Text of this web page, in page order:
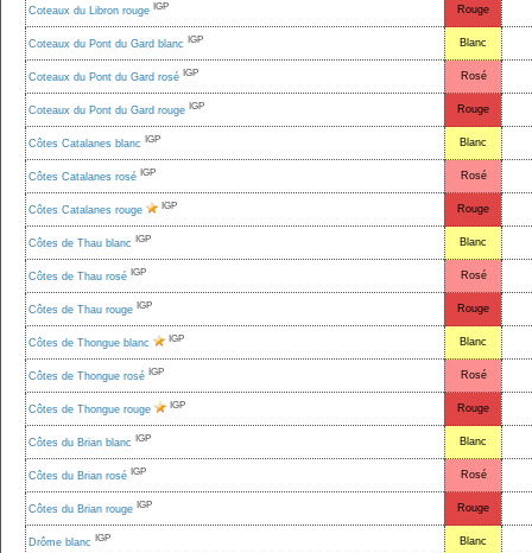
Coteaux du Libron rouge IGP Rouge
Coteaux du Pont du Gard blanc IGP Blanc
Coteaux du Pont du Gard rosé IGP Rosé
Coteaux du Pont du Gard rouge IGP Rouge
Côtes Catalanes blanc IGP Blanc
Côtes Catalanes rosé IGP Rosé
Côtes Catalanes rouge IGP Rouge
Côtes de Thau blanc IGP Blanc
Côtes de Thau rosé IGP Rosé
Côtes de Thau rouge IGP Rouge
Côtes de Thongue blanc IGP Blanc
Côtes de Thongue rosé IGP Rosé
Côtes de Thongue rouge IGP Rouge
Côtes du Brian blanc IGP Blanc
Côtes du Brian rosé IGP Rosé
Côtes du Brian rouge IGP Rouge
Drôme blanc IGP Blanc